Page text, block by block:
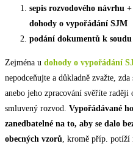
sepis rozvodového návrhu
dohody o vypořádání SJM
podání dokumentů k
Zejména u dohody o vypořádání
nepodceňujte a důkladně zvažte,
anebo jeho zpracování svěříte
smluvený rozvod. Vypořádávané
zanedbatelné na to, aby se dalo
obecných vzorů, kromě příp. potíží